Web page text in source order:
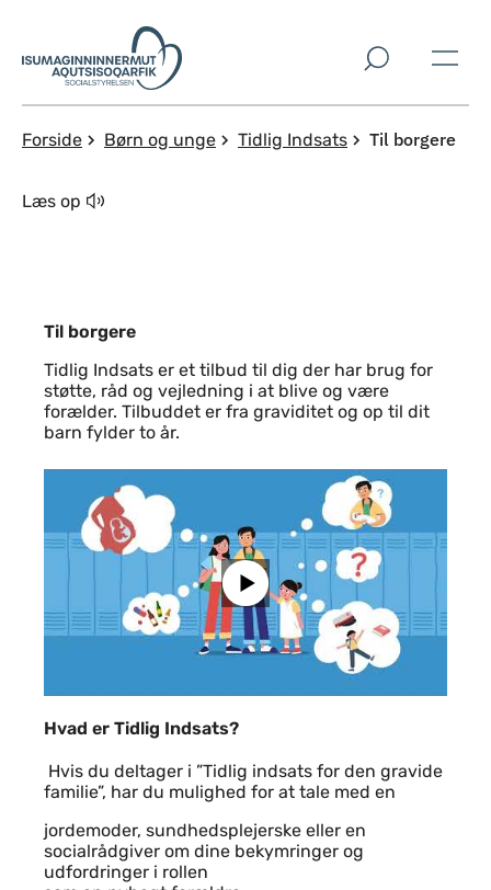
Spring til indholdssektion
Forside Børn og unge Tidlig Indsats Til borgere
Læs op
Til borgere
Tidlig Indsats er et tilbud til dig der har brug for
støtte, råd og vejledning i at blive og være
forælder. Tilbuddet er fra graviditet og op til dit
barn fylder to år.
Til borgere
Hvad er Tidlig Indsats?
Hvis du deltager i ”Tidlig indsats for den gravide
familie”, har du mulighed for at tale med en
jordemoder, sundhedsplejerske eller en
socialrådgiver om dine bekymringer og
udfordringer i rollen